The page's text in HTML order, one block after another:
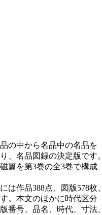
の中から名品中の名品を
、名品図録の決定版です。
篇を第3巻の全3巻で構成
は作品388点、図版578枚、
。本文のほかに時代区分
番号、品名、時代、寸法、